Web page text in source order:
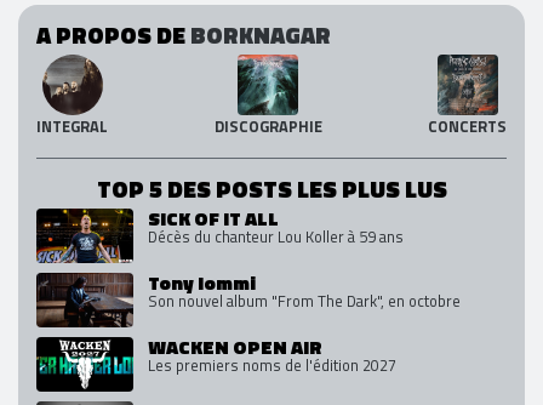
A PROPOS DEBORKNAGAR
INTEGRAL DISCOGRAPHIE CONCERTS
TOP 5 DES POSTS LES PLUS LUS
SICK OF IT ALL
Décès du chanteur Lou Koller à 59 ans
Tony Iommi
Son nouvel album "From The Dark", en octobre
WACKEN OPEN AIR
Les premiers noms de l'édition 2027